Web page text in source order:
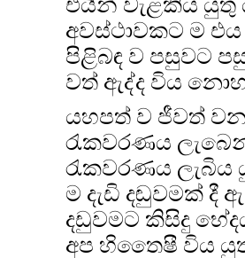
එයින් වැළකිය යුතු
අවස්ථාවකට ම
පිළිබඳ ව පසුවට
වත් ඇද්ද විය
යහපත් ව ජීවත්
රැකවරණය
රැකවරණය
ම දැඩි දඬුවමක් දී
දඩුවමට කිසිදු
අප හිතෛෂී විය